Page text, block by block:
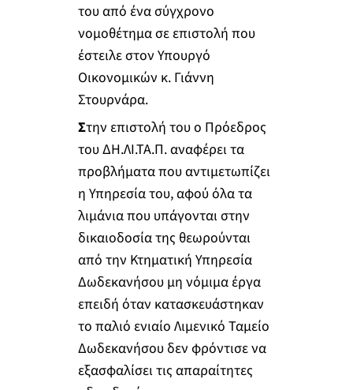
του από ένα σύγχρονο
νομοθέτημα σε επιστολή που
έστειλε στον Υπουργό
Οικονομικών κ. Γιάννη
Στουρνάρα.
Στην επιστολή του ο Πρόεδρος
του ΔΗ.ΛΙ.ΤΑ.Π. αναφέρει τα
προβλήματα που αντιμετωπίζει
η Υπηρεσία του, αφού όλα τα
λιμάνια που υπάγονται στην
δικαιοδοσία της θεωρούνται
από την Κτηματική Υπηρεσία
Δωδεκανήσου μη νόμιμα έργα
επειδή όταν κατασκευάστηκαν
το παλιό ενιαίο Λιμενικό Ταμείο
Δωδεκανήσου δεν φρόντισε να
εξασφαλίσει τις απαραίτητες